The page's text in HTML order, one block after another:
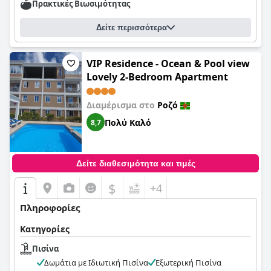
Πρακτικές Bιωσιμότητας
Δείτε περισσότερα
VIP Residence - Ocean & Pool view
Lovely 2-Bedroom Apartment
Διαμέρισμα στο Ροζό
8,7 Πολύ Καλό
Δείτε διαθεσιμότητα και τιμές
$ +4
Πληροφορίες
Κατηγορίες
Πισίνα
Δωμάτια με Ιδιωτική Πισίνα
Εξωτερική Πισίνα